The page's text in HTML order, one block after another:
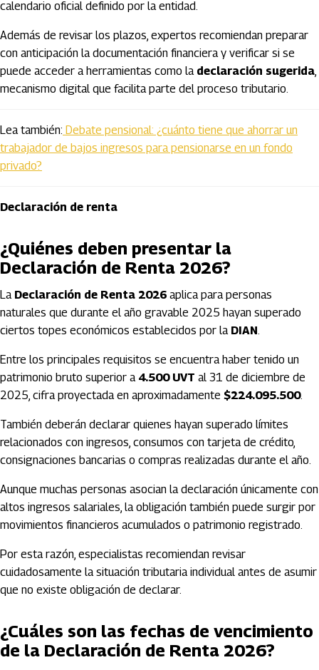
calendario oficial definido por la entidad.
Además de revisar los plazos, expertos recomiendan preparar
con anticipación la documentación financiera y verificar si se
puede acceder a herramientas como la declaración sugerida,
mecanismo digital que facilita parte del proceso tributario.
Lea también: Debate pensional: ¿cuánto tiene que ahorrar un
trabajador de bajos ingresos para pensionarse en un fondo
privado?
Declaración de renta
¿Quiénes deben presentar la
Declaración de Renta 2026?
La Declaración de Renta 2026 aplica para personas
naturales que durante el año gravable 2025 hayan superado
ciertos topes económicos establecidos por la DIAN.
Entre los principales requisitos se encuentra haber tenido un
patrimonio bruto superior a 4.500 UVT al 31 de diciembre de
2025, cifra proyectada en aproximadamente $224.095.500.
También deberán declarar quienes hayan superado límites
relacionados con ingresos, consumos con tarjeta de crédito,
consignaciones bancarias o compras realizadas durante el año.
Aunque muchas personas asocian la declaración únicamente con
altos ingresos salariales, la obligación también puede surgir por
movimientos financieros acumulados o patrimonio registrado.
Por esta razón, especialistas recomiendan revisar
cuidadosamente la situación tributaria individual antes de asumir
que no existe obligación de declarar.
¿Cuáles son las fechas de vencimiento
de la Declaración de Renta 2026?